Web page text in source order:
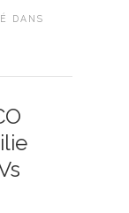
DANS